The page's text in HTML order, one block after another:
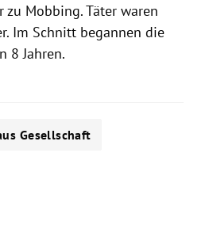
zu Mobbing. Täter waren
Im Schnitt begannen die
8 Jahren.
Gesellschaft